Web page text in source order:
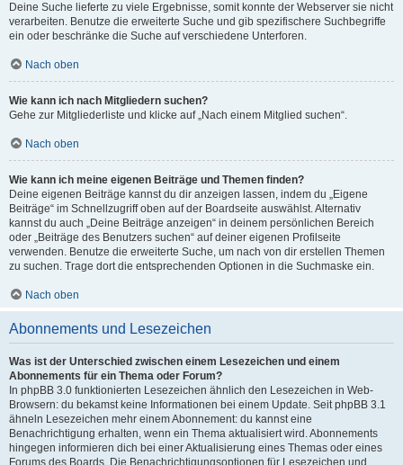
Deine Suche lieferte zu viele Ergebnisse, somit konnte der Webserver sie nicht
verarbeiten. Benutze die erweiterte Suche und gib spezifischere Suchbegriffe
ein oder beschränke die Suche auf verschiedene Unterforen.
Nach oben
Wie kann ich nach Mitgliedern suchen?
Gehe zur Mitgliederliste und klicke auf „Nach einem Mitglied suchen“.
Nach oben
Wie kann ich meine eigenen Beiträge und Themen finden?
Deine eigenen Beiträge kannst du dir anzeigen lassen, indem du „Eigene
Beiträge“ im Schnellzugriff oben auf der Boardseite auswählst. Alternativ
kannst du auch „Deine Beiträge anzeigen“ in deinem persönlichen Bereich
oder „Beiträge des Benutzers suchen“ auf deiner eigenen Profilseite
verwenden. Benutze die erweiterte Suche, um nach von dir erstellen Themen
zu suchen. Trage dort die entsprechenden Optionen in die Suchmaske ein.
Nach oben
Abonnements und Lesezeichen
Was ist der Unterschied zwischen einem Lesezeichen und einem
Abonnements für ein Thema oder Forum?
In phpBB 3.0 funktionierten Lesezeichen ähnlich den Lesezeichen in Web-
Browsern: du bekamst keine Informationen bei einem Update. Seit phpBB 3.1
ähneln Lesezeichen mehr einem Abonnement: du kannst eine
Benachrichtigung erhalten, wenn ein Thema aktualisiert wird. Abonnements
hingegen informieren dich bei einer Aktualisierung eines Themas oder eines
Forums des Boards. Die Benachrichtigungsoptionen für Lesezeichen und